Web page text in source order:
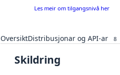
Les meir om tilgangsnivå her
OversiktDistribusjonar og API-ar 8
Skildring